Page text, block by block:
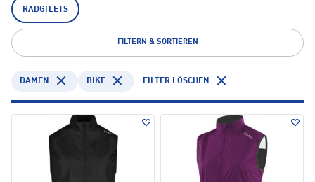
RADGILETS
FILTERN & SORTIEREN
DAMEN BIKE FILTER LÖSCHEN